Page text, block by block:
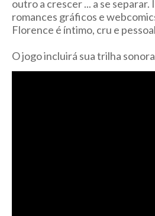
outro a crescer ... a se separar.
romances gráficos e
Florence é íntimo, cru e
O jogo incluirá sua trilha